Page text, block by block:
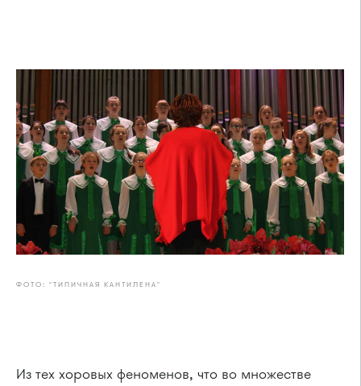
ФОТО: "ТИПИЧНАЯ КАНТИЛЕНА"
Из тех хоровых феноменов, что во множестве